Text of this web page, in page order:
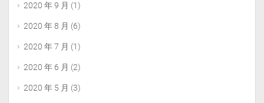
2020 年 9 月 (1)
2020 年 8 月 (6)
2020 年 7 月 (1)
2020 年 6 月 (2)
2020 年 5 月 (3)